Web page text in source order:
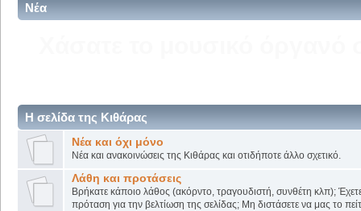
Νέα
Η σελίδα της Κιθάρας
Νέα και όχι μόνο
Νέα και ανακοινώσεις της Κιθάρας και οτιδήποτε άλλο σχετικό.
Λάθη και προτάσεις
Βρήκατε κάποιο λάθος (ακόρντο, τραγουδιστή, συνθέτη κλπ);
πρόταση για την βελτίωση της σελίδας; Μη διστάσετε να μας το